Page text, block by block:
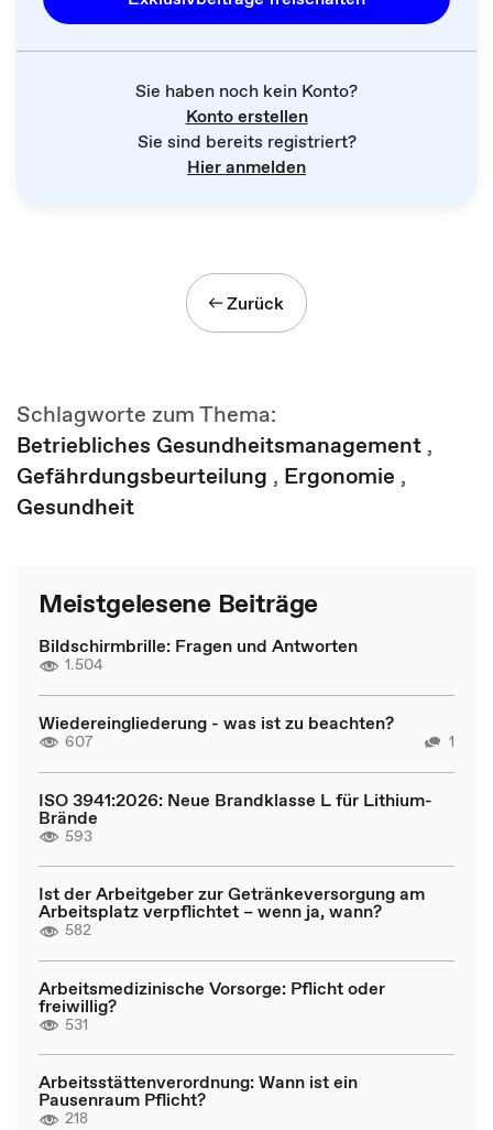
Sie haben noch kein Konto?
Konto erstellen
Sie sind bereits registriert?
Hier anmelden
Zurück
Schlagworte zum Thema:
Betriebliches Gesundheitsmanagement ,
Gefährdungsbeurteilung , Ergonomie ,
Gesundheit
Meistgelesene Beiträge
Bildschirmbrille: Fragen und Antworten
1.504
Wiedereingliederung - was ist zu beachten?
607 1
ISO 3941:2026: Neue Brandklasse L für Lithium-
Brände
593
Ist der Arbeitgeber zur Getränkeversorgung am
Arbeitsplatz verpflichtet – wenn ja, wann?
582
Arbeitsmedizinische Vorsorge: Pflicht oder
freiwillig?
531
Arbeitsstättenverordnung: Wann ist ein
Pausenraum Pflicht?
218